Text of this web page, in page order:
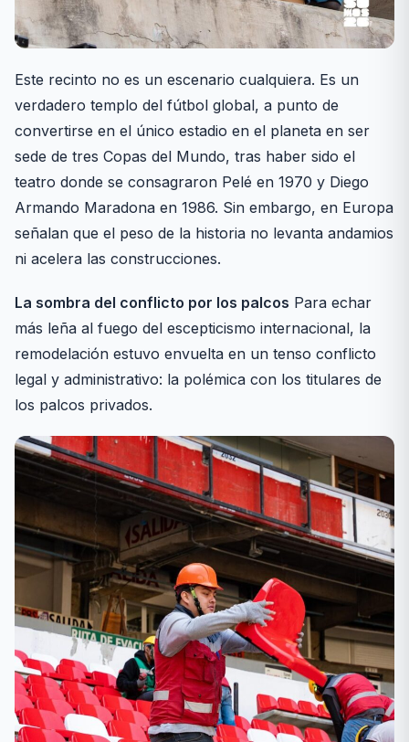
Este recinto no es un escenario cualquiera. Es un
verdadero templo del fútbol global, a punto de
convertirse en el único estadio en el planeta en ser
sede de tres Copas del Mundo, tras haber sido el
teatro donde se consagraron Pelé en 1970 y Diego
Armando Maradona en 1986. Sin embargo, en Europa
señalan que el peso de la historia no levanta andamios
ni acelera las construcciones.
La sombra del conflicto por los palcos Para echar
más leña al fuego del escepticismo internacional, la
remodelación estuvo envuelta en un tenso conflicto
legal y administrativo: la polémica con los titulares de
los palcos privados.